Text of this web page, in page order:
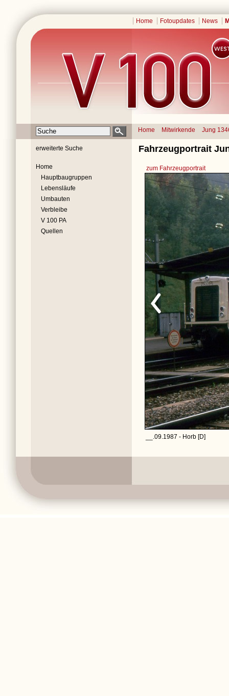
Home Fotoupdates News
Home Mitwirkende Jung
erweiterte Suche
Home
Hauptbaugruppen
Lebensläufe
Umbauten
Verbleibe
V 100 PA
Quellen
Fahrzeugportrait
zum Fahrzeugportrait
__.09.1987 - Horb [D]